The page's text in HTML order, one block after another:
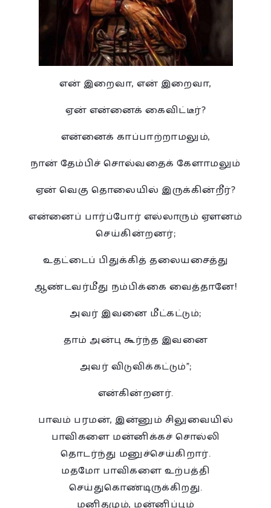
என் இறைவா, என் இறைவா,
ஏன் என்னைக் கைவிட்டீர்?
என்னைக் காப்பாற்றாமலும்,
நான் தேம்பிச் சொல்வதைக் கேளாமலும்
ஏன் வெகு தொலையில் இருக்கின்றீர்?
என்னைப் பார்ப்போர் எல்லாரும் ஏளனம்
செய்கின்றனர்;
உதட்டைப் பிதுக்கித் தலையசைத்து
ஆண்டவர்மீது நம்பிக்கை வைத்தானே!
அவர் இவனை மீட்கட்டும்;
தாம் அன்பு கூர்ந்த இவனை
அவர் விடுவிக்கட்டும்”;
என்கின்றனர்.
பாவம் பரமன், இன்னும் சிலுவையில்
பாவிகளை மன்னிக்கச் சொல்லி
தொடர்ந்து மனுச்செய்கிறார்.
மதமோ பாவிகளை உற்பத்தி
செய்துகொண்டிருக்கிறது.
மனிதமும், மன்னிப்பும்